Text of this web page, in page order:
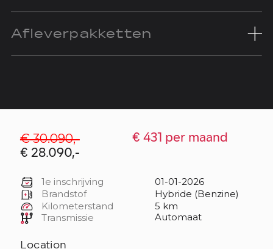
Afleverpakketten
€ 30.090,-
€ 28.090,-
€ 431 per maand
1e inschrijving
01-01-2026
Brandstof
Hybride (Benzine)
Kilometerstand
5 km
Transmissie
Automaat
Location